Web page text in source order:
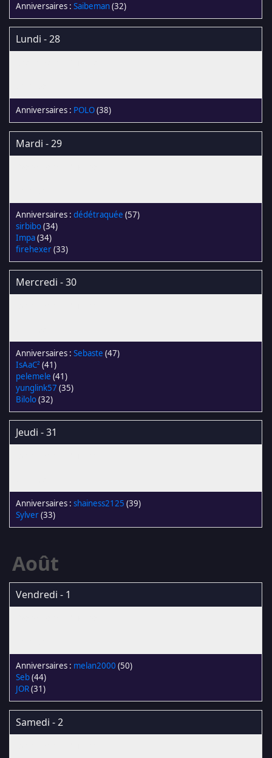
Saibeman(32)
Lundi - 28
POLO(38)
Mardi - 29
dédétraquée (57)
sirbibo(34)
Impa(34)
firehexer(33)
Mercredi - 30
Sebaste (47)
IsAaC² (41)
pelemele (41)
yunglink57 (35)
Bilolo(32)
Jeudi - 31
shainess2125 (39)
Sylver(33)
Août
Vendredi - 1
melan2000 (50)
Seb(44)
JOR(31)
Samedi - 2